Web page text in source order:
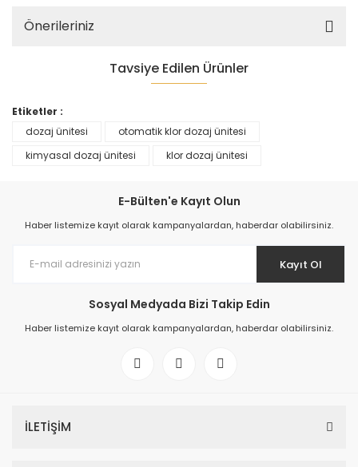
Önerileriniz
Tavsiye Edilen Ürünler
TÜKENDİ
Etiketler :
dozaj ünitesi
otomatik klor dozaj ünitesi
kimyasal dozaj ünitesi
klor dozaj ünitesi
E-Bülten'e Kayıt Olun
Haber listemize kayıt olarak kampanyalardan, haberdar olabilirsiniz.
Kayıt Ol
Sosyal Medyada Bizi Takip Edin
Haber listemize kayıt olarak kampanyalardan, haberdar olabilirsiniz.
İLETİŞİM